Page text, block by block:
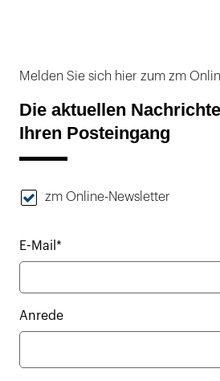
Melden Sie sich hier zum zm
Die aktuellen
Ihren Posteingang
zm Online-Newsletter
E-Mail*
Anrede